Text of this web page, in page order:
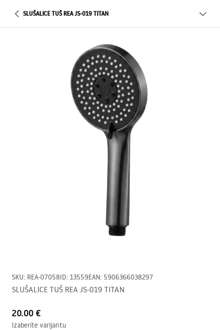
SLUŠALICE TUŠ REA JS-019 TITAN
SKU: REA-07058ID: 13559EAN: 5906366038297
SLUŠALICE TUŠ REA JS-019 TITAN
20.00 €
Izaberite varijantu